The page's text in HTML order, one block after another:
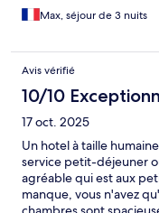
Max, séjour de 3 nuits
Avis vérifié
10/10
17 oct. 2025
Un hotel à taille
service petit-déjeuner
agréable qui est aux
manque, vous n'avez